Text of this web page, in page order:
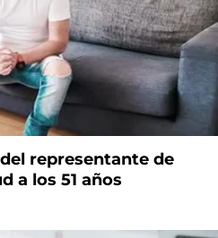
representante de
a los 51 años